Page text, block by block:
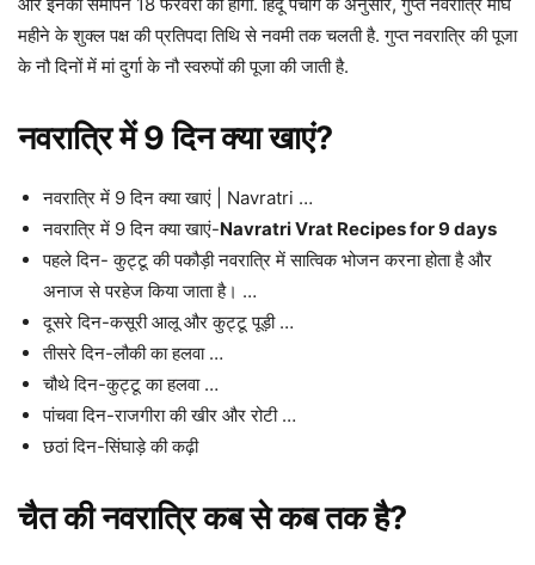
महीने के शुक्ल पक्ष की प्रतिपदा तिथि से नवमी तक चलती है. गुप्त नवरात्रि की पूजा
के नौ दिनों में मां दुर्गा के नौ स्वरुपों की पूजा की जाती है.
नवरात्रि में 9 दिन क्या खाएं?
नवरात्रि में 9 दिन क्या खाएं | Navratri …
नवरात्रि में 9 दिन क्या खाएं-Navratri Vrat Recipes for 9 days
पहले दिन- कुट्टू की पकौड़ी नवरात्रि में सात्विक भोजन करना होता है और
अनाज से परहेज किया जाता है। …
दूसरे दिन-कसूरी आलू और कुट्टू पूड़ी …
तीसरे दिन-लौकी का हलवा …
चौथे दिन-कुट्टू का हलवा …
पांचवा दिन-राजगीरा की खीर और रोटी …
छठां दिन-सिंघाड़े की कढ़ी
चैत की नवरात्रि कब से कब तक है?